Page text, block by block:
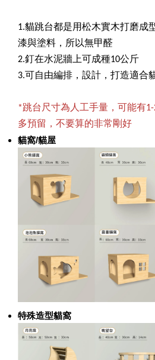
1.貓跳台都是用松木實木打磨成
漆與塗料，所以無甲醛
2.釘在水泥牆上可成種10公斤
3.可自由編排，設計，打造適合
*跳台尺寸為人工手量，可能有
多預留，不要算的非常剛好
貓窩/貓屋
特殊造型貓窩